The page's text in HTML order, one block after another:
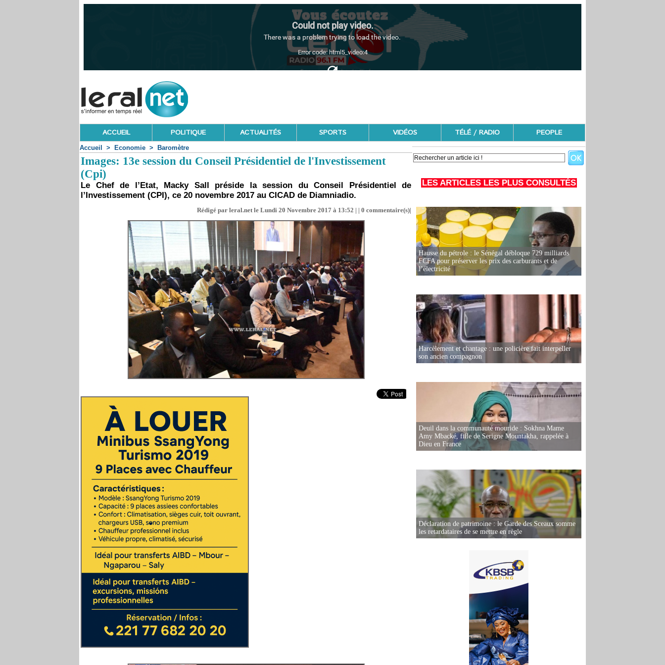
ACCUEIL POLITIQUE ACTUALITÉS SPORTS VIDÉOS TÉLÉ / RADIO PEOPLE
Accueil > Economie > Baromètre
Images: 13e session du Conseil Présidentiel de l'Investissement
(Cpi)
Le Chef de l’Etat, Macky Sall préside la session du Conseil Présidentiel de
l’Investissement (CPI), ce 20 novembre 2017 au CICAD de Diamniadio.
Rédigé par leral.net le Lundi 20 Novembre 2017 à 13:52 | | 0 commentaire(s)|
LES ARTICLES LES PLUS CONSULTÉS
Hausse du pétrole : le Sénégal débloque 729 milliards
FCFA pour préserver les prix des carburants et de
l’électricité
Harcèlement et chantage : une policière fait interpeller
son ancien compagnon
Deuil dans la communauté mouride : Sokhna Mame
Amy Mbacké, fille de Serigne Mountakha, rappelée à
Dieu en France
Déclaration de patrimoine : le Garde des Sceaux somme
les retardataires de se mettre en règle